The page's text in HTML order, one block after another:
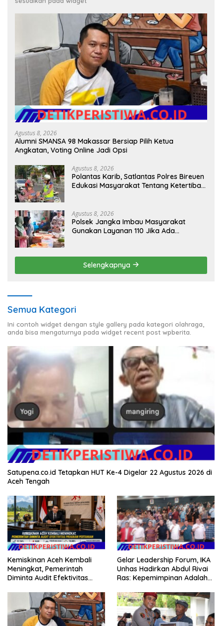
Agustus 8, 2026
Alumni SMANSA 98 Makassar Bersiap Pilih Ketua
Angkatan, Voting Online Jadi Opsi
Agustus 8, 2026
Polantas Karib, Satlantas Polres Bireuen
Edukasi Masyarakat Tentang Ketertiban
Agustus 8, 2026
Polsek Jangka Imbau Masyarakat
Gunakan Layanan 110 Jika Ada
Selengkapnya
Semua Kategori
Ini contoh widget dengan style gallery pada kategori olahraga,
anda bisa mengaturnya pada widget recent post wpberita.
Satupena.co.id Tetapkan HUT Ke-4 Digelar 22 Agustus 2026 di
Aceh Tengah
Kemiskinan Aceh Kembali
Meningkat, Pemerintah
Diminta Audit Efektivitas
Gelar Leadership Forum, IKA
Unhas Hadirkan Abdul Rivai
Ras: Kepemimpinan Adalah